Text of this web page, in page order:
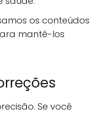
os conteúdos
mantê-los
Se você